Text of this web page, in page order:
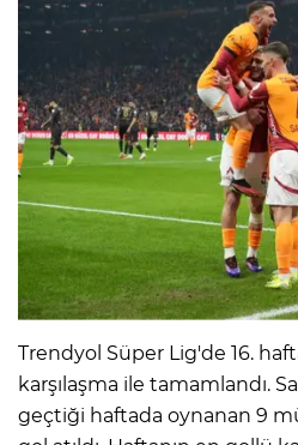
Trendyol Süper Lig'de 16.
karşılaşma ile tamamlandı.
geçtiği haftada oynanan 9